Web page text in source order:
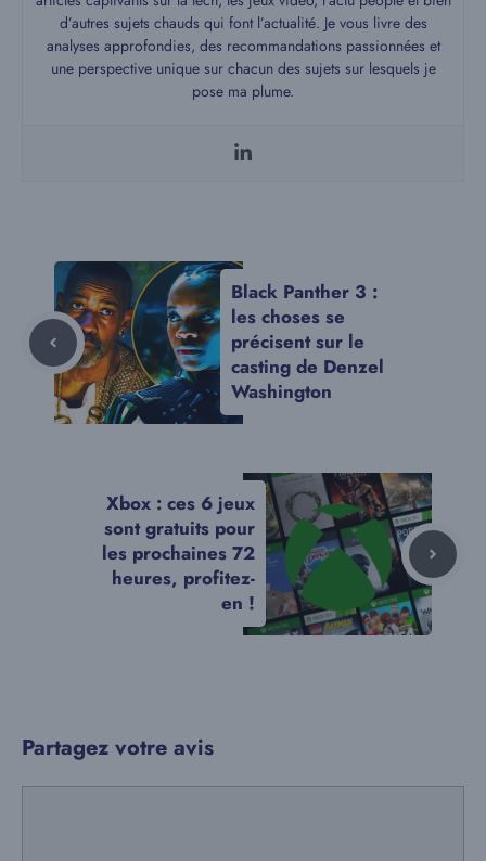
d’autres sujets chauds qui font l’actualité. Je vous livre des
analyses approfondies, des recommandations passionnées et
une perspective unique sur chacun des sujets sur lesquels je
pose ma plume.
Black Panther 3 :
les choses se
précisent sur le
casting de Denzel
Washington
Xbox : ces 6 jeux
sont gratuits pour
les prochaines 72
heures, profitez-
en !
Partagez votre avis